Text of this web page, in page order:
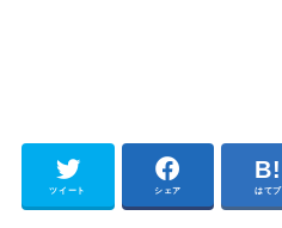
ツイート シェア はてブ